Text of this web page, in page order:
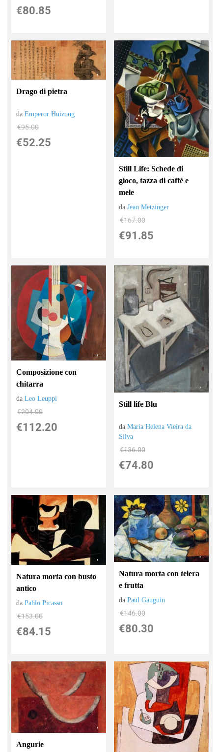
€80.85
Drago di pietra
daEmperor Huizong
€95.00
€52.25
Still Life: Schede di
gioco, tazza di caffè e
mele
daJean Metzinger
€167.00
€91.85
Composizione con
chitarra
daLeo Leuppi
€204.00
€112.20
Still life Blu
daMaria Helena Vieira da
Silva
€136.00
€74.80
Natura morta con busto
antico
daPablo Picasso
€153.00
€84.15
Natura morta con teiera
e frutta
daPaul Gauguin
€146.00
€80.30
Angurie